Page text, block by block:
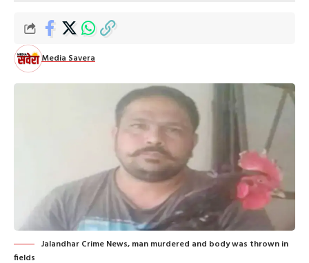
Media Savera
Jalandhar Crime News, man murdered and body was thrown in
fields